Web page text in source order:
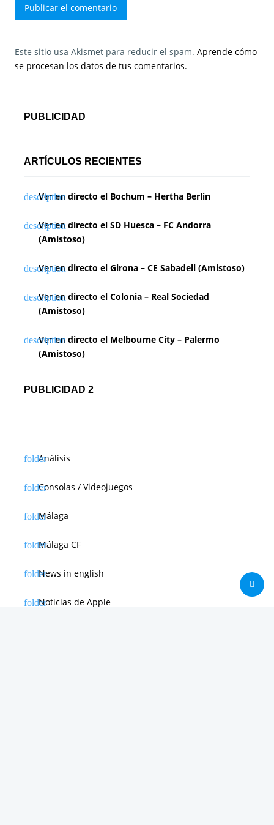
Este sitio usa Akismet para reducir el spam. Aprende cómo
se procesan los datos de tus comentarios.
PUBLICIDAD
ARTÍCULOS RECIENTES
Ver en directo el Bochum – Hertha Berlin
Ver en directo el SD Huesca – FC Andorra
(Amistoso)
Ver en directo el Girona – CE Sabadell (Amistoso)
Ver en directo el Colonia – Real Sociedad
(Amistoso)
Ver en directo el Melbourne City – Palermo
(Amistoso)
PUBLICIDAD 2
Análisis
Consolas / Videojuegos
Málaga
Málaga CF
News in english
Noticias de Apple